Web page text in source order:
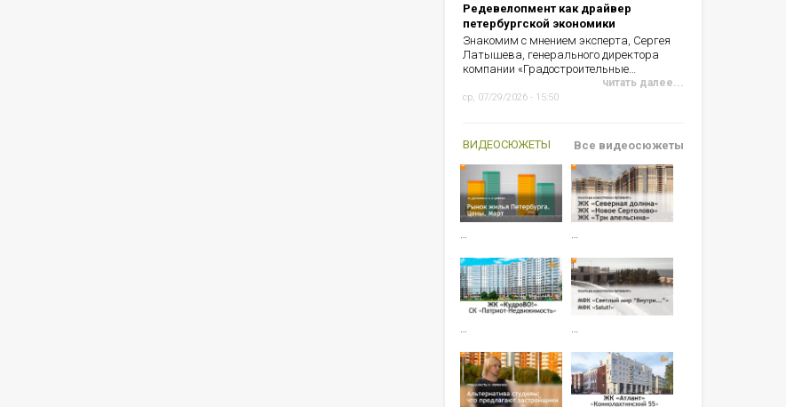
Редевелопмент как драйвер
петербургской экономики
Знакомим с мнением эксперта, Сергея
Латышева, генерального директора
компании «Градостроительные…
читать далее...
ср, 07/29/2026 - 15:50
ВИДЕОСЮЖЕТЫ
… …
Все видеосюжеты